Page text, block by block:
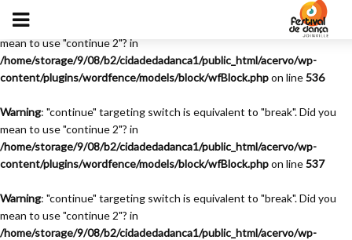
Warning
: "continue" targeting switch is equivalent to "break". Did you
mean to use "continue 2"? in
/home/storage/9/08/b2/cidadedadanca1/public_html/acervo/wp-
content/plugins/wordfence/models/block/wfBlock.phpon line536
Warning: "continue" targeting switch is equivalent to "break". Did you
mean to use "continue 2"? in
/home/storage/9/08/b2/cidadedadanca1/public_html/acervo/wp-
content/plugins/wordfence/models/block/wfBlock.phpon line537
Warning: "continue" targeting switch is equivalent to "break". Did you
mean to use "continue 2"? in
/home/storage/9/08/b2/cidadedadanca1/public_html/acervo/wp-